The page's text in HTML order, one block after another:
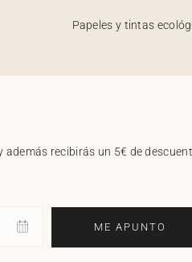
Papeles y tintas
recibirás un 5€ de
ME APUNTO